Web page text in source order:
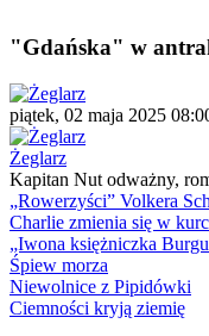
"Gdańska" w
piątek, 02 maja 2025
Żeglarz
Kapitan Nut odważny,
„Rowerzyści” Volkera
Charlie zmienia się w
„Iwona księżniczka
Śpiew morza
Niewolnice z Pipidówki
Ciemności kryją ziemię